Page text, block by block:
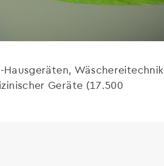
Wäschereitechnik,
Geräte (17.500